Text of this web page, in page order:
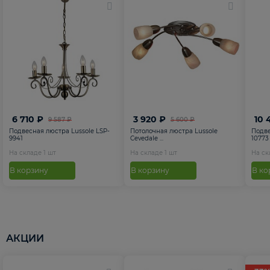
9 587 ₽
6 710 ₽
Подвесная люстра Lussole LSP-
9941
На складе 1 шт
В корзину
5 600 ₽
3 920 ₽
Потолочная люстра Lussole
Cevedale ...
На складе 1 шт
В корзину
10
10773
На
В
АКЦИИ